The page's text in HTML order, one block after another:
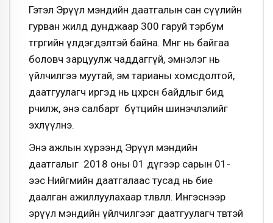
Гэтэл Эрүүл мэндийн даатгалын сан сүүлийн
гурван жилд дунджаар 300 гаруй тэрбум
төгрөгийн үлдэгдэлтэй байна. Мөнгө нь байгаа
боловч зарцуулж чаддаггүй, эмнэлэг нь
үйлчилгээ муутай, эм тарианы хомсдолтой,
даатгуулагч иргэд нь цөхөрсөн байдлыг бид
өөрчилж, энэ салбарт бүтцийн шинэчлэлийг
эхлүүлнэ.
Энэ ажлын хүрээнд Эрүүл мэндийн
даатгалыг 2018 оны 01 дүгээр сарын 01-
ээс Нийгмийн даатгалаас тусад нь бие
даалган ажиллуулахаар төлөвлөлөө. Ингэснээр
эрүүл мэндийн үйлчилгээг даатгуулагч төвтэй